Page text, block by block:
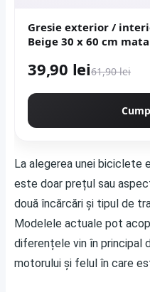
Gresie exterior /
39,90 lei61,90 lei
La alegerea unei biciclete
este doar prețul sau
două încărcări și tipul de
Modelele actuale pot
diferențele vin în principal
motorului și felul în care